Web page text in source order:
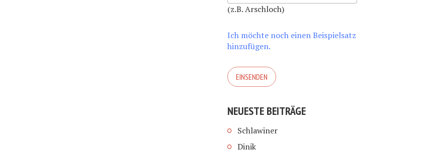
(z.B. Arschloch)
Ich möchte noch einen Beispielsatz
hinzufügen.
NEUESTE BEITRÄGE
Schlawiner
Dinik